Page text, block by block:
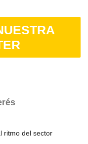
ritmo del sector